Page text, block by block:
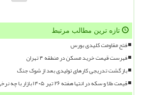
تازه ترین مطالب مرتبط
فتح مقاومت کلیدی بورس
فهرست قیمت خرید مسکن در منطقه ۴ تهران
بازگشت تدریجی کارهای تولیدی بعد از شوک جنگ
قیمت طلا و سکه در انتها هفته ۲۶ تیر ۱۴۰۵ بازار با چه نرخی بسته شد؟